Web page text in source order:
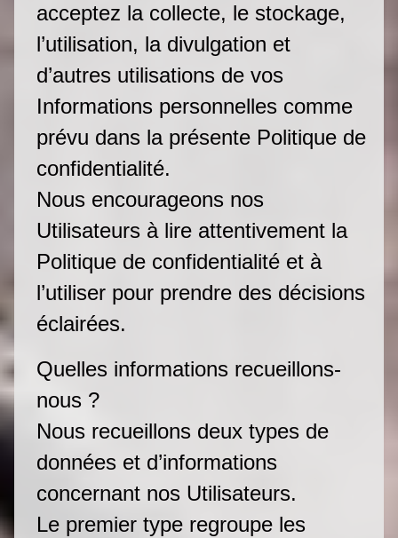
acceptez la collecte, le stockage,
l’utilisation, la divulgation et
d’autres utilisations de vos
Informations personnelles comme
prévu dans la présente Politique de
confidentialité.
Nous encourageons nos
Utilisateurs à lire attentivement la
Politique de confidentialité et à
l’utiliser pour prendre des décisions
éclairées.
Quelles informations recueillons-
nous ?
Nous recueillons deux types de
données et d’informations
concernant nos Utilisateurs.
Le premier type regroupe les